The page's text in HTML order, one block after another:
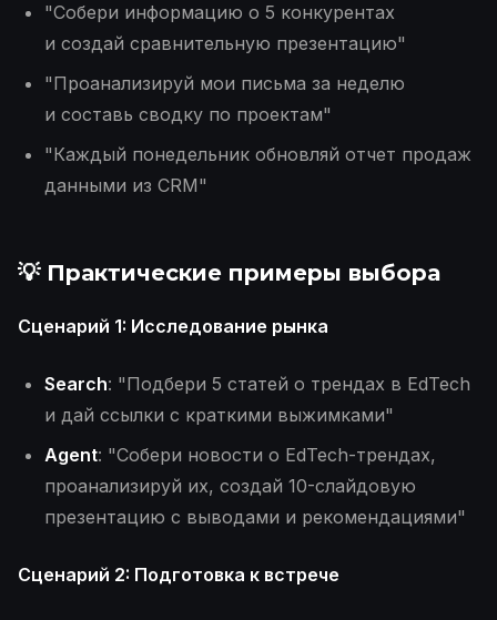
"Собери информацию о 5 конкурентах
и создай сравнительную презентацию"
"Проанализируй мои письма за неделю
и составь сводку по проектам"
"Каждый понедельник обновляй отчет продаж
данными из CRM"
💡 Практические примеры выбора
Сценарий 1: Исследование рынка
Search: "Подбери 5 статей о трендах в EdTech
и дай ссылки с краткими выжимками"
Agent: "Собери новости о EdTech-трендах,
проанализируй их, создай 10-слайдовую
презентацию с выводами и рекомендациями"
Сценарий 2: Подготовка к встрече